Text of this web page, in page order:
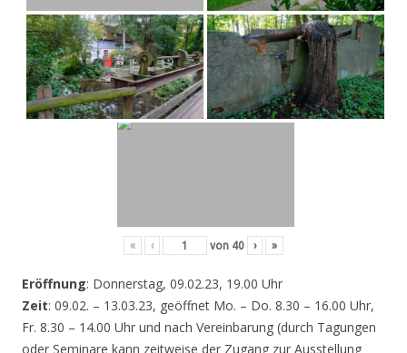
« ‹ von 40 › »
Eröffnung: Donnerstag, 09.02.23, 19.00 Uhr
Zeit: 09.02. – 13.03.23, geöffnet Mo. – Do. 8.30 – 16.00 Uhr,
Fr. 8.30 – 14.00 Uhr und nach Vereinbarung (durch Tagungen
oder Seminare kann zeitweise der Zugang zur Ausstellung